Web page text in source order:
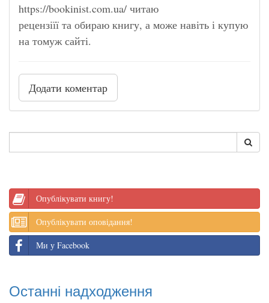
https://bookinist.com.ua/ читаю
рецензіїї та обираю книгу, а може навіть і купую
на томуж сайті.
Додати коментар
Опублікувати книгу!
Опублікувати оповідання!
Ми у Facebook
Останні надходження